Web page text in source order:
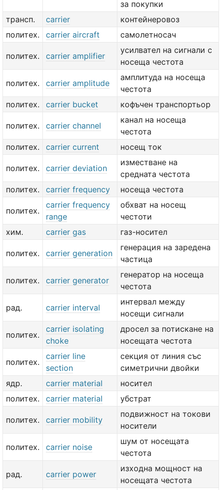
за покупки
трансп.
carrier
контейнеровоз
политех.
carrier aircraft самолетносач
политех. carrier amplifier
усилвател на сигнали с
носеща честота
политех. carrier amplitude
амплитуда на носеща
честота
политех.
carrier bucket кофъчен транспортьор
политех. carrier channel
канал на носеща
честота
политех.
carrier current носещ ток
политех. carrier deviation
изместване на
средната честота
политех.
carrier frequency носеща честота
политех.
carrier frequency
range
обхват на носещ
честоти
хим.
carrier gas газ-носител
политех. carrier generation
генерация на заредена
частица
политех. carrier generator
генератор на носеща
честота
рад. carrier interval
интервал между
носещи сигнали
политех.
carrier isolating
choke
дросел за потискане на
носещата честота
политех.
carrier line
section
секция от линия със
симетрични двойки
ядр.
carrier material
носител
политех.
carrier material убстрат
политех. carrier mobility
подвижност на токови
носители
политех. carrier noise
шум от носещата
честота
рад. carrier power
изходна мощност на
носещата честота